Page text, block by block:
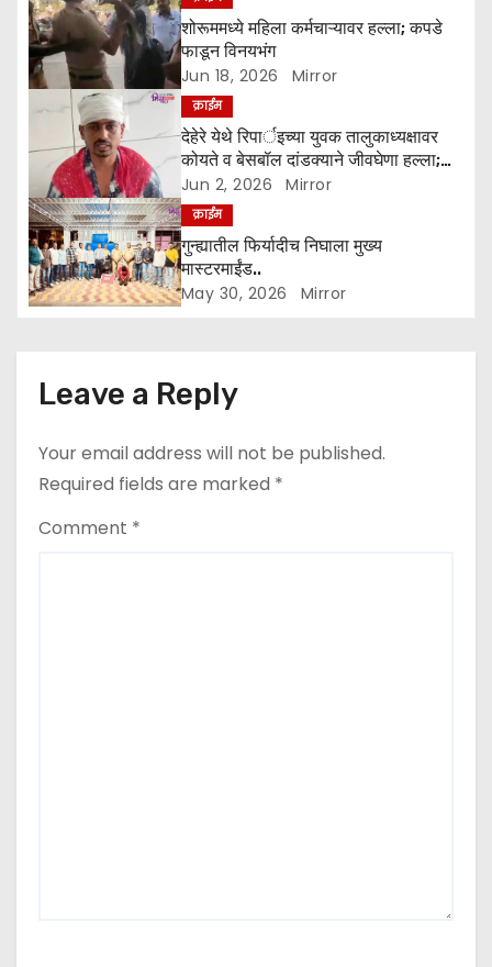
a
t
o
n
शोरूममध्ये महिला कर्मचाऱ्यावर हल्ला; कपडे
फाडून विनयभंग
Jun 18, 2026 Mirror
क्राईम
देहेरे येथे रिपार्इच्या युवक तालुकाध्यक्षावर
कोयते व बेसबॉल दांडक्याने जीवघेणा हल्ला;
आरोपींवर कारवाईची मागणी
Jun 2, 2026 Mirror
क्राईम
गुन्ह्यातील फिर्यादीच निघाला मुख्य
मास्टरमाईंड..
May 30, 2026 Mirror
Leave a Reply
Your email address will not be published.
Required fields are marked *
Comment *